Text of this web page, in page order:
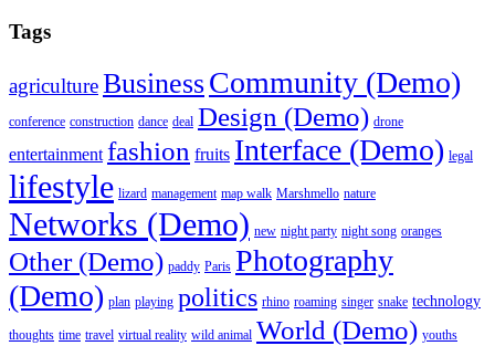
Tags
agricultureBusinessCommunity (Demo)
conference construction dance deal Design (Demo) drone
entertainment fashion fruits Interface (Demo) legal
lifestyle lizard management map walk Marshmello nature
Networks (Demo) new night party night song oranges
Other (Demo) paddy Paris Photography
(Demo) plan playing politics rhino roaming singer snake technology
thoughts time travel virtual reality wild animal World (Demo) youths